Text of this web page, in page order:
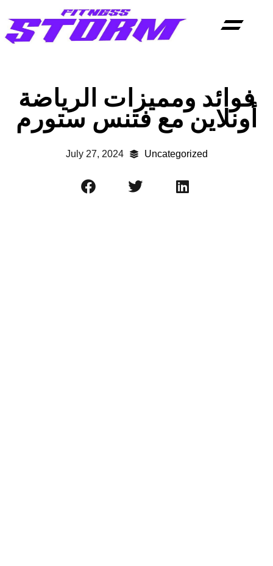
فوائد ومميزات الرياضة
أونلاين مع فتنس ستورم
July 27, 2024 Uncategorized